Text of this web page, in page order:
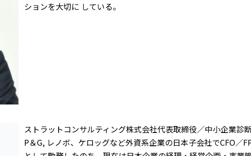
ションを大切に している。
ストラットコンサルティング株式会社代表取締役／中小企業診
P＆G, レノボ、ケロッグなど外資系企業の日本子会社でCFO／